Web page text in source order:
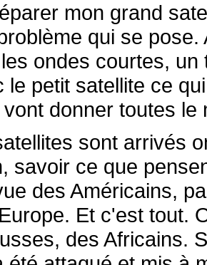
mon grand
qui se
ondes courtes,
le petit satellite ce
donner toutes
sont arrivés
savoir ce que
des Américains,
Et c'est tout.
des Africains.